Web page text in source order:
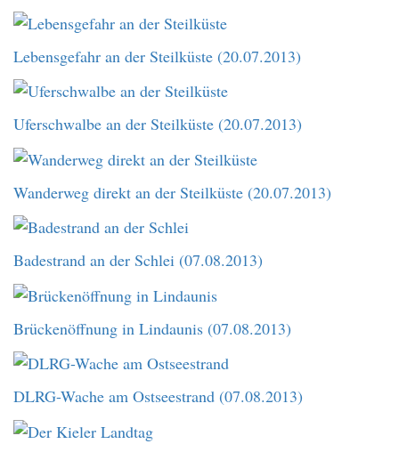
Lebensgefahr an der Steilküste (20.07.2013)
Uferschwalbe an der Steilküste (20.07.2013)
Wanderweg direkt an der Steilküste (20.07.2013)
Badestrand an der Schlei (07.08.2013)
Brückenöffnung in Lindaunis (07.08.2013)
DLRG-Wache am Ostseestrand (07.08.2013)